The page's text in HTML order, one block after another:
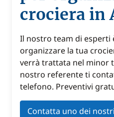
crociera in
Il nostro team di esperti
organizzare la tua
verrà trattata nel minor
nostro referente ti
telefono. Preventivi
Contatta uno dei